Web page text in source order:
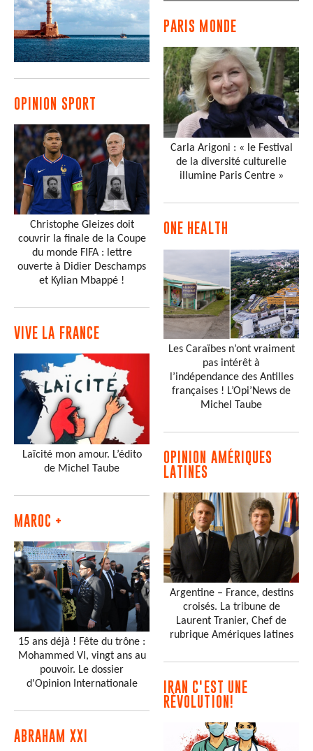
OPINION SPORT
Christophe Gleizes doit
couvrir la finale de la Coupe
du monde FIFA : lettre
ouverte à Didier Deschamps
et Kylian Mbappé !
VIVE LA FRANCE
Laïcité mon amour. L’édito
de Michel Taube
MAROC +
15 ans déjà ! Fête du trône :
Mohammed VI, vingt ans au
pouvoir. Le dossier
d'Opinion Internationale
ABRAHAM XXI
PARIS MONDE
Carla Arigoni : « le Festival
de la diversité culturelle
illumine Paris Centre »
ONE HEALTH
Les Caraïbes n’ont vraiment
pas intérêt à
l’indépendance des Antilles
françaises ! L’Opi’News de
Michel Taube
OPINION AMÉRIQUES
LATINES
Argentine – France, destins
croisés. La tribune de
Laurent Tranier, Chef de
rubrique Amériques latines
IRAN C'EST UNE
RÉVOLUTION!